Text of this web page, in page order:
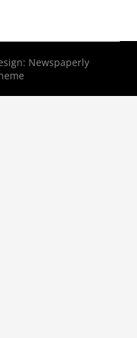
Newspaperly